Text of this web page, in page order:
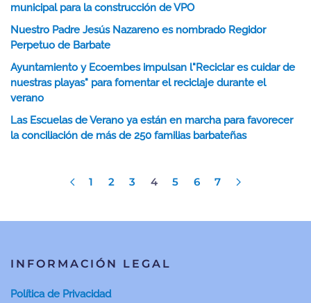
municipal para la construcción de VPO
Nuestro Padre Jesús Nazareno es nombrado Regidor
Perpetuo de Barbate
Ayuntamiento y Ecoembes impulsan l"Reciclar es cuidar de
nuestras playas" para fomentar el reciclaje durante el
verano
Las Escuelas de Verano ya están en marcha para favorecer
la conciliación de más de 250 familias barbateñas
1 2 3 4 5 6 7
INFORMACIÓN LEGAL
Política de Privacidad